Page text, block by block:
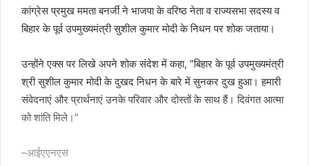
कांग्रेस प्रमुख ममता बनर्जी ने भाजपा के वरिष्‍ठ नेता व राज्‍यसभा सदस्‍य व
बिहार के पूर्व उपमुख्यमंत्री सुशील कुमार मोदी के निधन पर शोक जताया।
उन्‍होंने एक्‍स पर लिखे अपने शोक संदेश में कहा, “बिहार के पूर्व उपमुख्यमंत्री
श्री सुशील कुमार मोदी के दुखद निधन के बारे में सुनकर दुख हुआ। हमारी
संवेदनाएं और प्रार्थनाएं उनके परिवार और दोस्तों के साथ हैं। दिवंगत आत्मा
को शांति मिले।”
–आईएएनएस